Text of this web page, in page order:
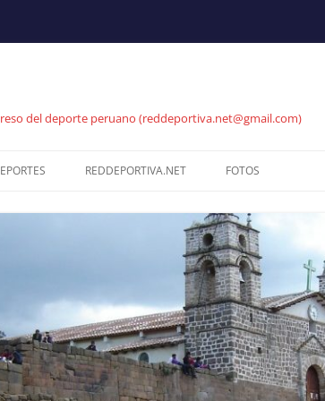
del deporte peruano (reddeportiva.net@gmail.com)
CICLISMO PISTA
RUTA CICLISMO UCI
BMX (CICLISMO)
ESGRIMA
FÚTBOL
REDDEPORTIVA.NET
PROYECCIONES -.–.. .
PROYECCIONES RUTAS DE
COMERCIO
COMENTARIOS
SERVICIO A LA COMUNIDAD
FOTOS
GALERÍA DE FOTOS
GALERÍA DE FOTOS